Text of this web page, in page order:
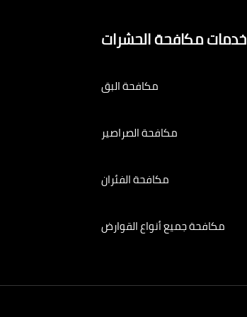
خدمات مكافحة الحشرات
مكافحة البق
مكافحة الصراصير
مكافحة الفئران
مكافحة جميع أنواع القوارض